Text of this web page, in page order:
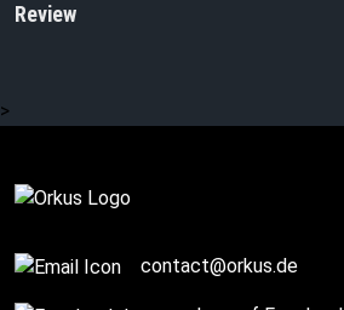
Review
>
contact@orkus.de